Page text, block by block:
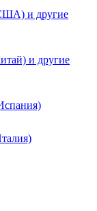
и другие
и другие